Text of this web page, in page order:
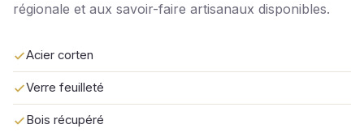
régionale et aux savoir-faire artisanaux disponibles.
Acier corten
Verre feuilleté
Bois récupéré